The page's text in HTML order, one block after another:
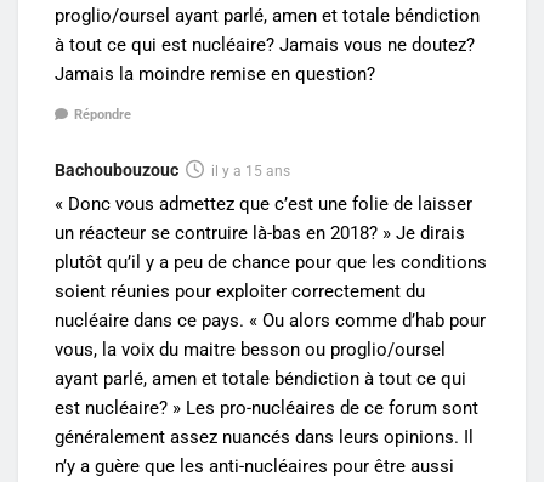
proglio/oursel ayant parlé, amen et totale béndiction
à tout ce qui est nucléaire? Jamais vous ne doutez?
Jamais la moindre remise en question?
Répondre
Bachoubouzouc il y a 15 ans
« Donc vous admettez que c’est une folie de laisser
un réacteur se contruire là-bas en 2018? » Je dirais
plutôt qu’il y a peu de chance pour que les conditions
soient réunies pour exploiter correctement du
nucléaire dans ce pays. « Ou alors comme d’hab pour
vous, la voix du maitre besson ou proglio/oursel
ayant parlé, amen et totale béndiction à tout ce qui
est nucléaire? » Les pro-nucléaires de ce forum sont
généralement assez nuancés dans leurs opinions. Il
n’y a guère que les anti-nucléaires pour être aussi